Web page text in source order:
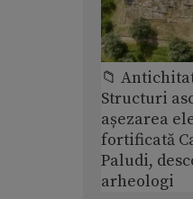
📁
Structuri
așezarea
fortificată
Paludi,
arheologi